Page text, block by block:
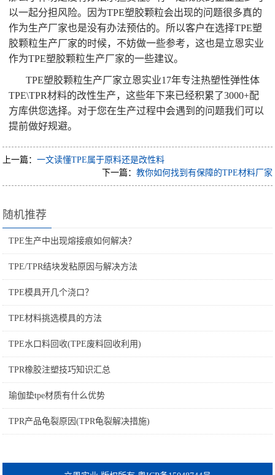
以一起分担风险。因为TPE塑胶颗粒会出现的问题很多真的
作为生产厂家也是没有办法预估的。所以客户在选择TPE塑
胶颗粒生产厂家的时候，不妨做一些参考，这也是立恩实业
作为TPE塑胶颗粒生产厂家的一些建议。
TPE塑胶颗粒生产厂家立恩实业17年专注热塑性弹性体
TPE\TPR材料的改性生产，这些年下来已经积累了3000+配
方库供您选择。对于您在生产过程中会遇到的问题我们可以
提前做好规避。
上一篇：一文读懂TPE属于原料还是改性料
下一篇： 教你如何找到有保障的TPE材料厂家
随机推荐
TPE生产中出现熔接痕如何解决？
TPE/TPR结块发粘原因与解决方法
TPE模具开几个浇口？
TPE材料挑选模具的方法
TPE水口料回收(TPE废料回收利用)
TPR橡胶注塑技巧知识汇总
瑜伽垫tpe材质有什么优势
TPR产品龟裂原因(TPR龟裂解决措施)